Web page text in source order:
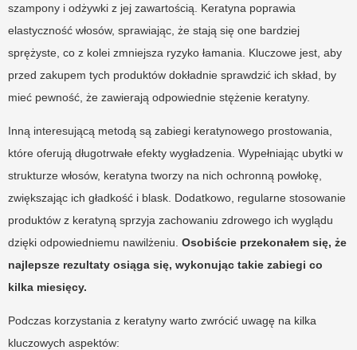
szampony i odżywki z jej zawartością. Keratyna poprawia
elastyczność włosów, sprawiając, że stają się one bardziej
sprężyste, co z kolei zmniejsza ryzyko łamania. Kluczowe jest, aby
przed zakupem tych produktów dokładnie sprawdzić ich skład, by
mieć pewność, że zawierają odpowiednie stężenie keratyny.
Inną interesującą metodą są zabiegi keratynowego prostowania,
które oferują długotrwałe efekty wygładzenia. Wypełniając ubytki w
strukturze włosów, keratyna tworzy na nich ochronną powłokę,
zwiększając ich gładkość i blask. Dodatkowo, regularne stosowanie
produktów z keratyną sprzyja zachowaniu zdrowego ich wyglądu
dzięki odpowiedniemu nawilżeniu. Osobiście przekonałem się, że
najlepsze rezultaty osiąga się, wykonując takie zabiegi co
kilka miesięcy.
Podczas korzystania z keratyny warto zwrócić uwagę na kilka
kluczowych aspektów: